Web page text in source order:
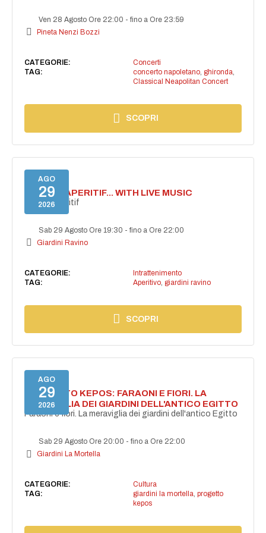
Ven 28 Agosto Ore 22:00 -fino a Ore 23:59
Pineta Nenzi Bozzi
CATEGORIE:
Concerti
TAG:
concerto napoletano, ghironda,
Classical Neapolitan Concert
SCOPRI
AGO
29
2026
SECRET APERITIF... WITH LIVE MUSIC
Secret aperitif
Sab 29 Agosto Ore 19:30 -fino a Ore 22:00
Giardini Ravino
CATEGORIE:
Intrattenimento
TAG:
Aperitivo, giardini ravino
SCOPRI
AGO
29
2026
PROGETTO KEPOS: FARAONI E FIORI. LA
MERAVIGLIA DEI GIARDINI DELL'ANTICO EGITTO
Faraoni e fiori. La meraviglia dei giardini dell'antico Egitto
Sab 29 Agosto Ore 20:00 -fino a Ore 22:00
Giardini La Mortella
CATEGORIE:
Cultura
TAG:
giardini la mortella, progetto
kepos